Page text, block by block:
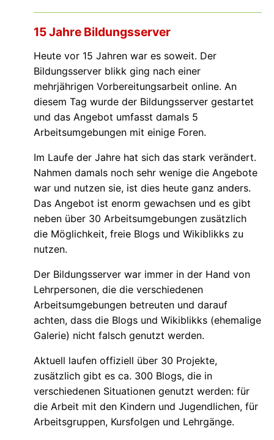
15 Jahre Bildungsserver
Heute vor 15 Jahren war es soweit. Der
Bildungsserver blikk ging nach einer
mehrjährigen Vorbereitungsarbeit online. An
diesem Tag wurde der Bildungsserver gestartet
und das Angebot umfasst damals 5
Arbeitsumgebungen mit einige Foren.
Im Laufe der Jahre hat sich das stark verändert.
Nahmen damals noch sehr wenige die Angebote
war und nutzen sie, ist dies heute ganz anders.
Das Angebot ist enorm gewachsen und es gibt
neben über 30 Arbeitsumgebungen zusätzlich
die Möglichkeit, freie Blogs und Wikiblikks zu
nutzen.
Der Bildungsserver war immer in der Hand von
Lehrpersonen, die die verschiedenen
Arbeitsumgebungen betreuten und darauf
achten, dass die Blogs und Wikiblikks (ehemalige
Galerie) nicht falsch genutzt werden.
Aktuell laufen offiziell über 30 Projekte,
zusätzlich gibt es ca. 300 Blogs, die in
verschiedenen Situationen genutzt werden: für
die Arbeit mit den Kindern und Jugendlichen, für
Arbeitsgruppen, Kursfolgen und Lehrgänge.